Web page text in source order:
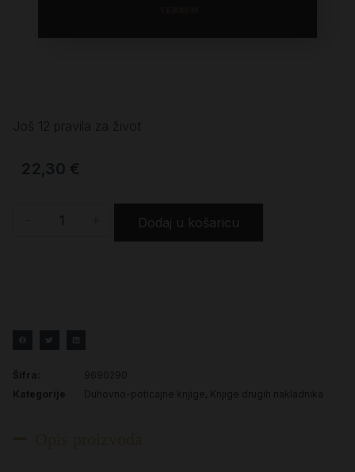
Još 12 pravila za život
22,30 €
Dodaj u košaricu
Šifra:
Kategorije
Duhovno-poticajne knjige Knjige drugih nakladnika